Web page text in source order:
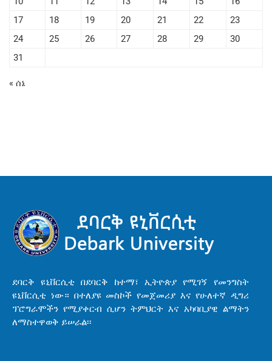
17
18 19 20 21 22
23
24
25 26 27 28 29
30
31
« ሰኔ
ደባርቅ ዩኒቨርሲቲ በደባርቅ ከተማ፣ ኢትዮጵያ የሚገኝ የመንግስት
ዩኒቨርሲቲ ነው። በተለያዩ መስኮች የመጀመሪያ እና የሁለተኛ ዲግሪ
ፕሮግራሞችን የሚያቀርብ ሲሆን ትምህርት እና አካባቢያዊ ልማትን
ለማስተዋወቅ ይሠራል፡፡